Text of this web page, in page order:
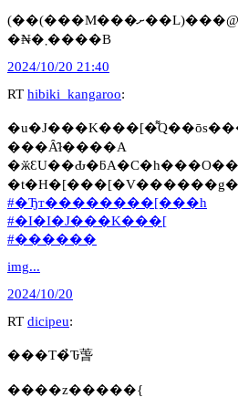
(��(���M���ށ��L)���@�\��Ɉ�킸
�₦�܂����B
2024/10/20 21:40
RT hibiki_kangaroo:
���Ȃ̂ł����A
#�Ђт��������[���h
#�I�I�J���K���[
#������
img...
2024/10/20
RT dicipeu:
���T�̉Ԏ萅
����z�����{